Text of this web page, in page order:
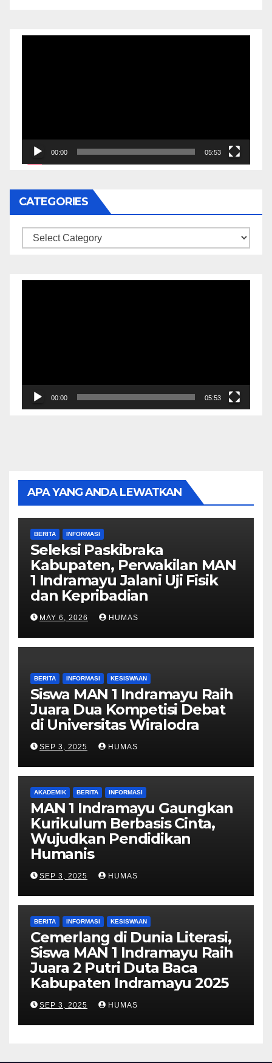
00:00 05:53
CATEGORIES
Categories
00:00 05:53
APA YANG ANDA LEWATKAN
BERITA INFORMASI
Seleksi Paskibraka
Kabupaten, Perwakilan MAN
1 Indramayu Jalani Uji Fisik
dan Kepribadian
MAY 6, 2026 HUMAS
BERITA INFORMASI KESISWAAN
Siswa MAN 1 Indramayu Raih
Juara Dua Kompetisi Debat
di Universitas Wiralodra
SEP 3, 2025 HUMAS
AKADEMIK BERITA INFORMASI
MAN 1 Indramayu Gaungkan
Kurikulum Berbasis Cinta,
Wujudkan Pendidikan
Humanis
SEP 3, 2025 HUMAS
BERITA INFORMASI KESISWAAN
Cemerlang di Dunia Literasi,
Siswa MAN 1 Indramayu Raih
Juara 2 Putri Duta Baca
Kabupaten Indramayu 2025
SEP 3, 2025 HUMAS